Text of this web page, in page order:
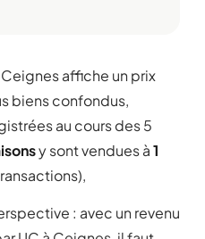
affiche un prix
biens confondus,
au cours des 5
y sont vendues à1
: avec un revenu